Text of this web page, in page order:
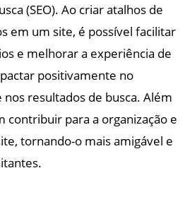
(SEO). Ao criar atalhos de
em um site, é possível facilitar
e melhorar a experiência de
positivamente no
resultados de busca. Além
contribuir para a organização e
tornando-o mais amigável e